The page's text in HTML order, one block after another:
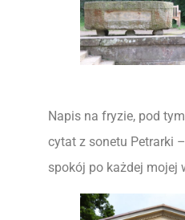
Napis na fryzie, pod
cytat z sonetu Petrarki
spokój po każdej mojej